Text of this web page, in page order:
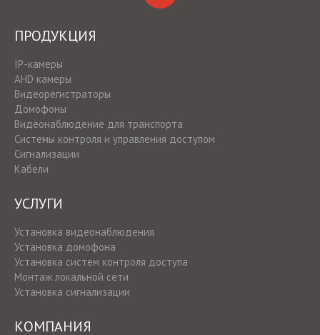
ПРОДУКЦИЯ
IP-камеры
AHD камеры
Видеорегистраторы
Домофоны
Видеонаблюдение для транспорта
Системы контроля и управления доступом
Сигнализации
Кабели
УСЛУГИ
Установка видеонаблюдения
Установка домофона
Установка систем контроля доступа
Монтаж локальной сети
Установка сигнализации
КОМПАНИЯ